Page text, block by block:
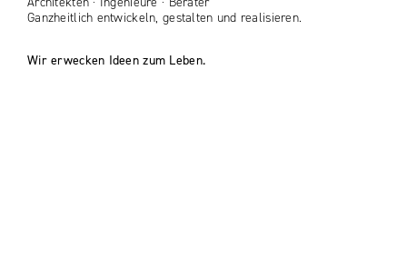
Ganzheitlich entwickeln, gestalten und realisieren.
Wir erwecken Ideen zum Leben.